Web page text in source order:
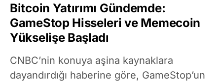
Bitcoin Yatırımı Gündemde:
GameStop Hisseleri ve Memecoin
Yükselişe Başladı
CNBC’nin konuya aşina kaynaklara
dayandırdığı haberine göre, GameStop’un